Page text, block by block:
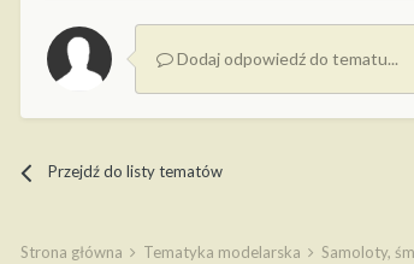
Dodaj odpowiedź do tematu...
Przejdź do listy tematów
Strona główna Tematyka modelarska Samoloty,